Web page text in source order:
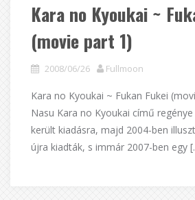
Kara no Kyoukai ~
(movie part 1)
2008/06/26 Fullmoon
Kara no Kyoukai ~ Fukan Fukei
Nasu Kara no Kyoukai című
került kiadásra, majd 2004-ben
újra kiadták, s immár 2007-ben egy